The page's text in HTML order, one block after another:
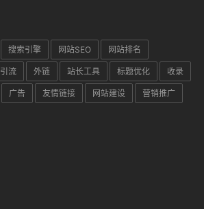
搜索引擎 网站SEO 网站排名
引流 外链 站长工具 标题优化 收录
广告 友情链接 网站建设 营销推广